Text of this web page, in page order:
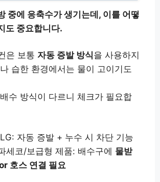
중에 응축수가 생기는데, 이를 어떻
도 중요합니다.
은 보통 자동 증발 방식을 사용하지
습한 환경에서는 물이 고이기도
수 방식이 다르니 체크가 필요합
자동 증발 + 누수 시 차단 기능
세코/보급형 제품: 배수구에 물받
호스 연결 필요